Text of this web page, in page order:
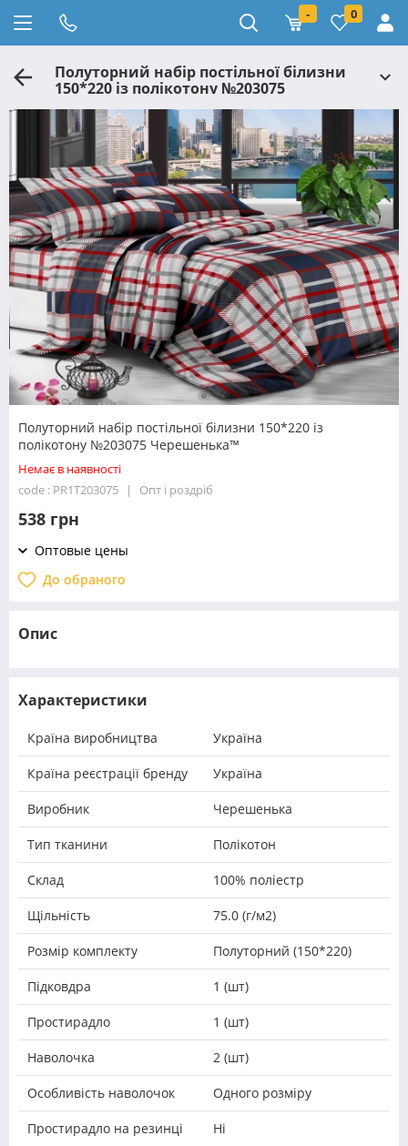
- 0
Полуторний набір постільної білизни
150*220 із полікотону №203075
Черешенька™
Полуторний набір постільної білизни 150*220 із
полікотону №203075 Черешенька™
Немає в наявності
code : PR1T203075
Опт і роздріб
538 грн
Оптовые цены
До обраного
Опис
Характеристики
Країна виробництва Україна
Країна реєстрації бренду Україна
Виробник Черешенька
Тип тканини Полікотон
Склад 100% поліестр
Щільність 75.0 (г/м2)
Розмір комплекту Полуторний (150*220)
Підковдра 1 (шт)
Простирадло 1 (шт)
Наволочка 2 (шт)
Особливість наволочок Одного розміру
Простирадло на резинці Ні